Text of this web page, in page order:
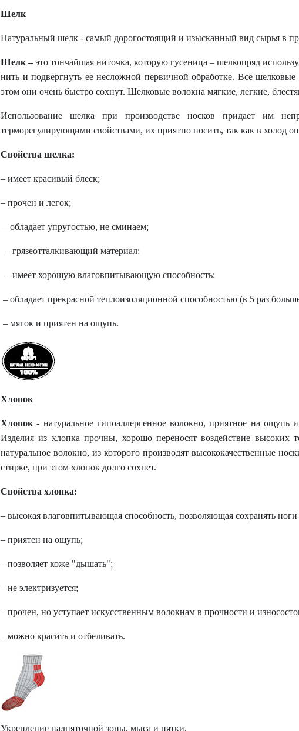
Шелк
Натуральный шелк - самый дорогостоящий и изысканный вид сырья в
Шелк –это тончайшая ниточка, которую гусеница – шелкопряд
нить и подвергнуть ее несложной первичной обработке. Все
этом они очень быстро сохнут. Шелковые волокна мягкие, легкие,
Использование шелка при производстве носков придает им
терморегулирующими свойствами, их приятно носить, так как в холод
Свойства шелка:
– имеет красивый блеск;
– прочен и легок;
– обладает упругостью, не сминаем;
– грязеотталкивающий материал;
– имеет хорошую влаговпитывающую способность;
– обладает прекрасной теплоизоляционной способностью (в 5 раз
– мягок и приятен на ощупь.
Хлопок
Хлопок - натуральное гипоаллергенное волокно, приятное на ощупь
Изделия из хлопка прочны, хорошо переносят воздействие высоких
натуральное волокно, из которого производят высококачественные
стирке, при этом хлопок долго сохнет.
Свойства хлопка:
– высокая влаговпитывающая способность, позволяющая сохранять
– приятен на ощупь;
– позволяет коже "дышать";
– не электризуется;
– прочен, но уступает искусственным волокнам в прочности и
– можно красить и отбеливать.
Укрепление надпяточной зоны, мыса и пятки.